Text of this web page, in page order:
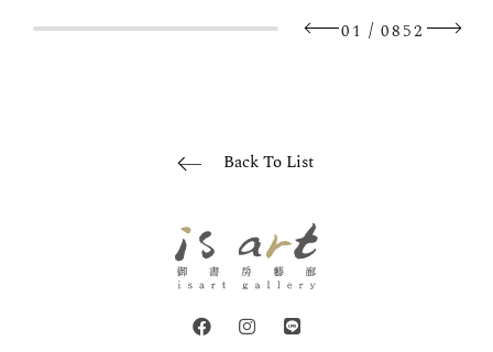
01 / 0852
Back To List